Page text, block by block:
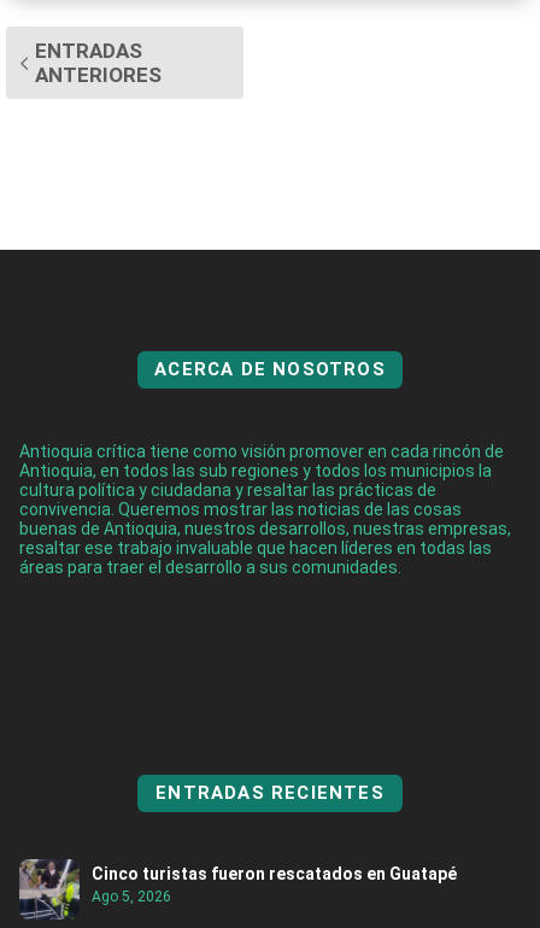
ENTRADAS
ANTERIORES
ACERCA DE NOSOTROS
Antioquia crítica tiene como visión promover en cada rincón de
Antioquia, en todos las sub regiones y todos los municipios la
cultura política y ciudadana y resaltar las prácticas de
convivencia. Queremos mostrar las noticias de las cosas
buenas de Antioquia, nuestros desarrollos, nuestras empresas,
resaltar ese trabajo invaluable que hacen líderes en todas las
áreas para traer el desarrollo a sus comunidades.
ENTRADAS RECIENTES
Cinco turistas fueron rescatados en Guatapé
Ago 5, 2026